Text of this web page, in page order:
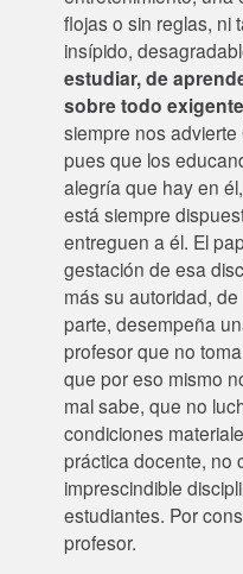
flojas o sin reglas, ni
insípido,
estudiar, de
sobre todo
siempre nos
pues que los
alegría que hay en
está siempre
entreguen a él. El
gestación de esa
más su autoridad,
parte, desempeña
profesor que no
que por eso mismo
mal sabe, que no
condiciones
práctica docente, no
imprescindible
estudiantes. Por
profesor.